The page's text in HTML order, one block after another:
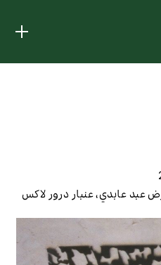
عبد عابدي، عنبار درور لاكس